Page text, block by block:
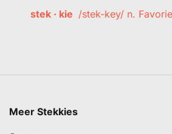
stek · kie /stek-key/ n.
Meer Stekkies